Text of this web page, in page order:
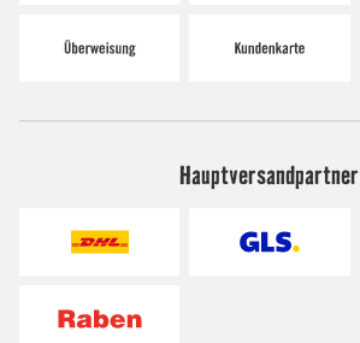
Hauptversandpartner